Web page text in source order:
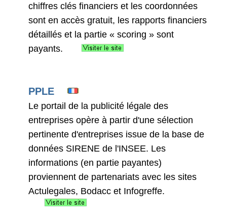
chiffres clés financiers et les coordonnées
sont en accès gratuit, les rapports financiers
détaillés et la partie « scoring » sont
payants.
PPLE
Le portail de la publicité légale des
entreprises opère à partir d'une sélection
pertinente d'entreprises issue de la base de
données SIRENE de l'INSEE. Les
informations (en partie payantes)
proviennent de partenariats avec les sites
Actulegales, Bodacc et Infogreffe.